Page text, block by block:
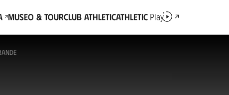
Museo & TourClub AthleticAthletic Play